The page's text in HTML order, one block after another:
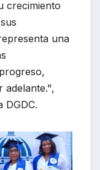
crecimiento
una
adelante.",
DGDC.